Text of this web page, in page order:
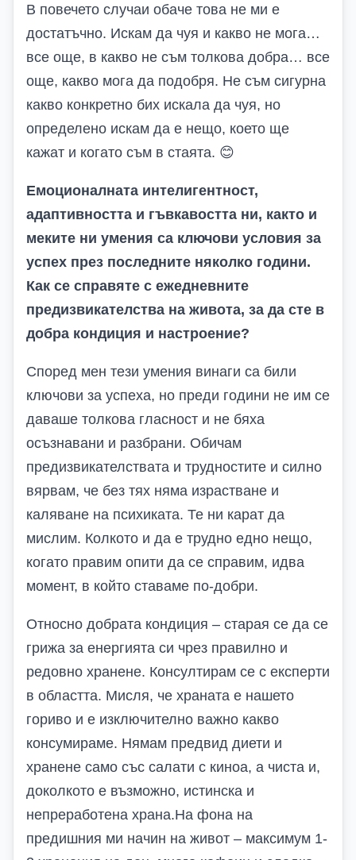
В повечето случаи обаче това не ми е
достатъчно. Искам да чуя и какво не мога…
все още, в какво не съм толкова добра… все
още, какво мога да подобря. Не съм сигурна
какво конкретно бих искала да чуя, но
определено искам да е нещо, което ще
кажат и когато съм в стаята. 😊
Емоционалната интелигентност,
адаптивността и гъвкавостта ни, както и
меките ни умения са ключови условия за
успех през последните няколко години.
Как се справяте с ежедневните
предизвикателства на живота, за да сте в
добра кондиция и настроение?
Според мен тези умения винаги са били
ключови за успеха, но преди години не им се
даваше толкова гласност и не бяха
осъзнавани и разбрани. Обичам
предизвикателствата и трудностите и силно
вярвам, че без тях няма израстване и
каляване на психиката. Те ни карат да
мислим. Колкото и да е трудно едно нещо,
когато правим опити да се справим, идва
момент, в който ставаме по-добри.
Относно добрата кондиция – старая се да се
грижа за енергията си чрез правилно и
редовно хранене. Консултирам се с експерти
в областта. Мисля, че храната е нашето
гориво и е изключително важно какво
консумираме. Нямам предвид диети и
хранене само със салати с киноа, а чиста и,
доколкото е възможно, истинска и
непреработена храна.На фона на
предишния ми начин на живот – максимум 1-